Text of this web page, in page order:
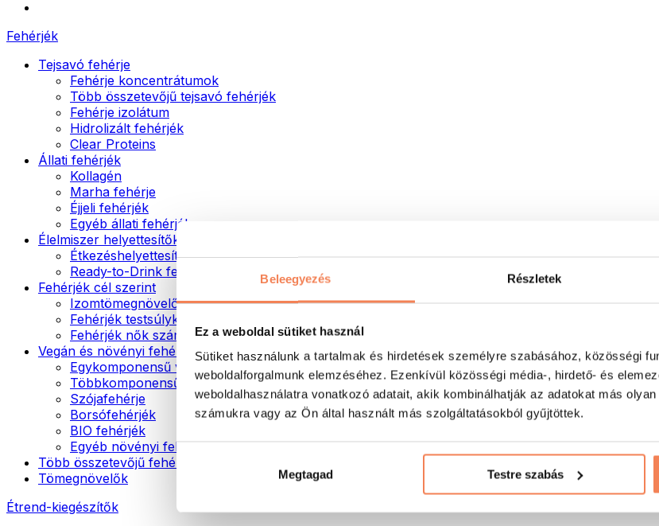
Beleegyezés Részletek
Ez a weboldal sütiket használ
Sütiket használunk a tartalmak és hirdetések személyre szabásához, közösségi
weboldalforgalmunk elemzéséhez. Ezenkívül közösségi média-, hirdető- és
weboldalhasználatra vonatkozó adatait, akik kombinálhatják az adatokat más
számukra vagy az Ön által használt más szolgáltatásokból gyűjtöttek.
Megtagad Testre szabás
Fehérjék
Tejsavó fehérje
Fehérje koncentrátumok
Több összetevőjű tejsavó fehérjék
Fehérje izolátum
Hidrolizált fehérjék
Clear Proteins
Állati fehérjék
Kollagén
Marha fehérje
Éjjeli fehérjék
Egyéb állati fehérjék
Élelmiszer helyettesítők
Étkezéshelyettesítő porok
Ready-to-Drink fehérjeitalok
Fehérjék cél szerint
Izomtömegnövelők
Fehérjék testsúlykontroll támogatásához
Fehérjék nők számára
Vegán és növényi fehérjék
Egykomponensű vegán fehérjék
Többkomponensű vegán fehérjék
Szójafehérje
Borsófehérjék
BIO fehérjék
Egyéb növényi fehérjék
Több összetevőjű fehérje
Tömegnövelők
Étrend-kiegészítők